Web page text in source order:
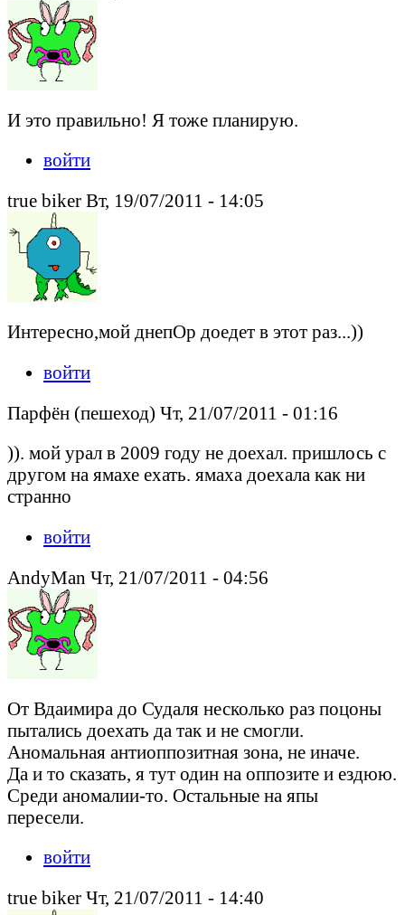
И это правильно! Я тоже планирую.
войти
true biker Вт, 19/07/2011 - 14:05
Интересно,мой днепОр доедет в этот раз...))
войти
Парфён (пешеход) Чт, 21/07/2011 - 01:16
)). мой урал в 2009 году не доехал. пришлось с
другом на ямахе ехать. ямаха доехала как ни
странно
войти
AndyMan Чт, 21/07/2011 - 04:56
От Вдаимира до Судаля несколько раз поцоны
пытались доехать да так и не смогли.
Аномальная антиоппозитная зона, не иначе.
Да и то сказать, я тут один на оппозите и ездюю.
Среди аномалии-то. Остальные на япы
пересели.
войти
true biker Чт, 21/07/2011 - 14:40